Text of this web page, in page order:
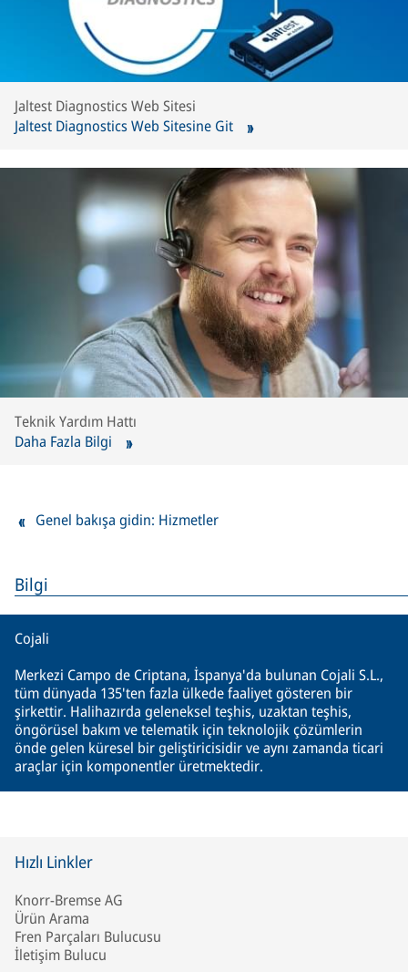
Bilgi
Cojali
Merkezi Campo de Criptana, İspanya'da bulunan Cojali S.L.,
tüm dünyada 135'ten fazla ülkede faaliyet gösteren bir
şirkettir. Halihazırda geleneksel teşhis, uzaktan teşhis,
öngörüsel bakım ve telematik için teknolojik çözümlerin
önde gelen küresel bir geliştiricisidir ve aynı zamanda ticari
araçlar için komponentler üretmektedir.
Jaltest Diagnostics Web Sitesi
Jaltest Diagnostics Web Sitesine Git
Teknik Yardım Hattı
Daha Fazla Bilgi
Genel bakışa gidin: Hizmetler
Hızlı Linkler
Knorr-Bremse AG
Ürün Arama
Fren Parçaları Bulucusu
İletişim Bulucu